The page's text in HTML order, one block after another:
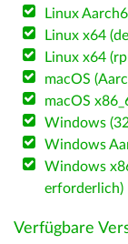
Linux
Linux x64
Linux x64
macOS
macOS
Windows
Windows
Windows
erforderlich)
Verfügbare